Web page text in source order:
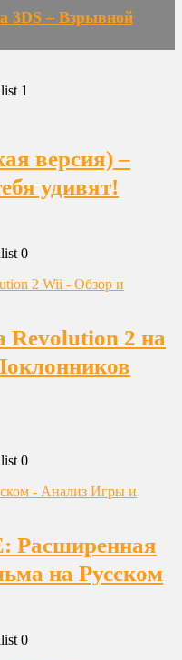
3DS – Взрывной
1
версия) –
удивят!
0
Revolution 2 на
0
Расширенная
на Русском
0